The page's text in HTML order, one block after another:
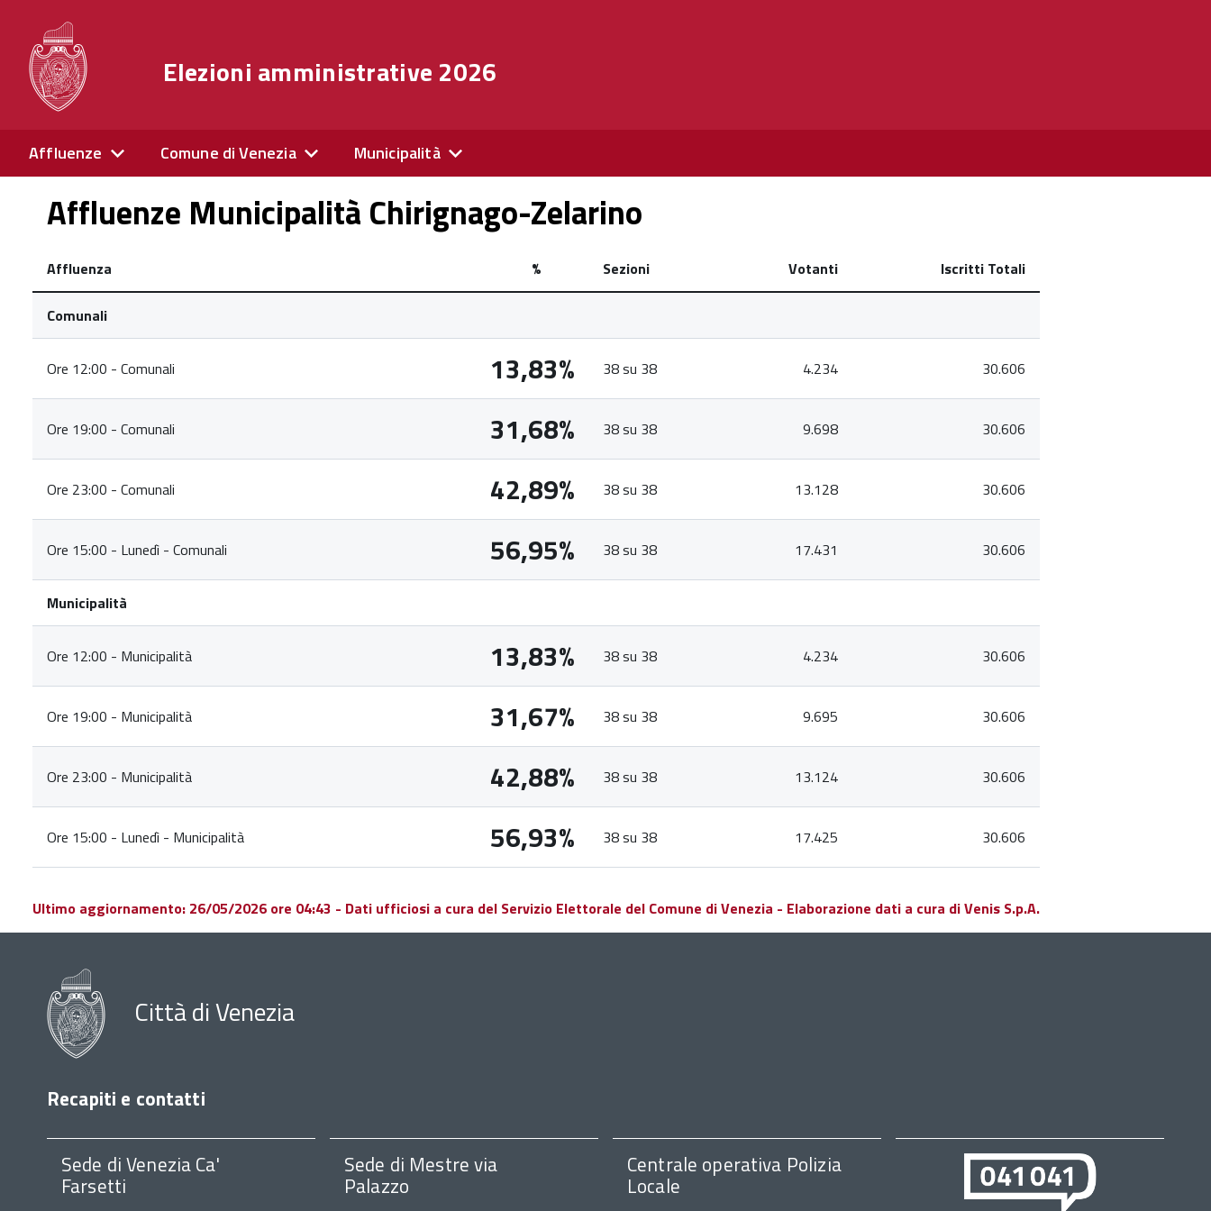
Elezioni amministrative 2026
Affluenze Comune di Venezia Municipalità
Affluenze Municipalità Chirignago-Zelarino
Affluenza % Sezioni Votanti Iscritti Totali
Comunali
Ore 12:00 - Comunali 13,83% 38 su 38 4.234 30.606
Ore 19:00 - Comunali 31,68% 38 su 38 9.698 30.606
Ore 23:00 - Comunali 42,89% 38 su 38 13.128 30.606
Ore 15:00 - Lunedì - Comunali 56,95% 38 su 38 17.431 30.606
Municipalità
Ore 12:00 - Municipalità 13,83% 38 su 38 4.234 30.606
Ore 19:00 - Municipalità 31,67% 38 su 38 9.695 30.606
Ore 23:00 - Municipalità 42,88% 38 su 38 13.124 30.606
Ore 15:00 - Lunedì - Municipalità 56,93% 38 su 38 17.425 30.606
Ultimo aggiornamento: 26/05/2026 ore 04:43 - Dati ufficiosi a cura del Servizio Elettorale del Comune di Venezia - Elaborazione dati a cura di Venis S.p.A.
Città di Venezia
Recapiti e contatti
Sede di Venezia Ca'
Farsetti
Sede di Mestre via
Palazzo
Centrale operativa Polizia
Locale